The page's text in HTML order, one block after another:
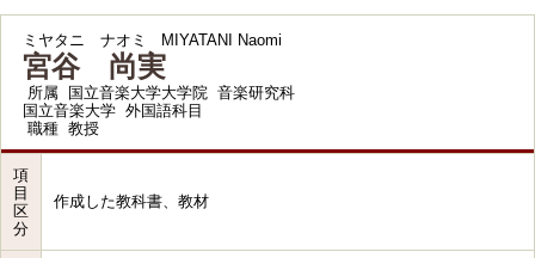
ミヤタニ ナオミ MIYATANI Naomi
宮谷 尚実
所属
国立音楽大学大学院 音楽研究科
国立音楽大学 外国語科目
職種 教授
項
目
区
分
作成した教科書、教材